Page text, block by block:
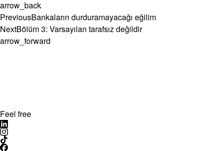
arrow_back
PreviousBankaların durduramayacağı eğilim
NextBölüm 3: Varsayılan tarafsız değildir
arrow_forward
Feel free